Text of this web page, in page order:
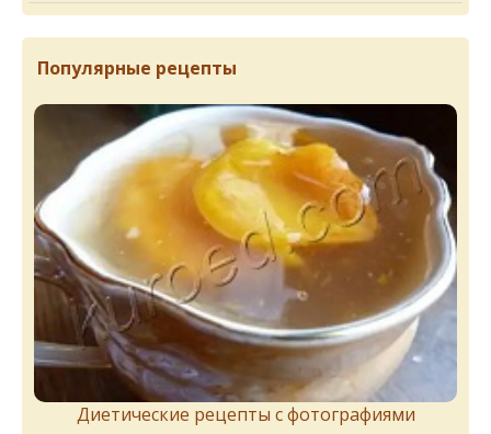
Популярные рецепты
Диетические рецепты с фотографиями